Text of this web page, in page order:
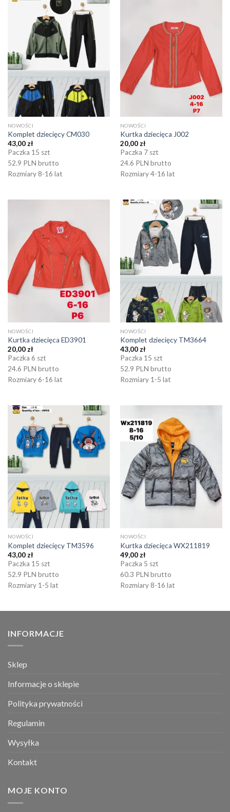
NOWOŚCI
Komplet dziecięcy CM030
43,00zł
Paczka 15 szt
52.9 PLN brutto
Rozmiary 8-16 lat
NOWOŚCI
Kurtka dziecięca J002
20,00zł
Paczka 7 szt
24.6 PLN brutto
Rozmiary 4-16 lat
NOWOŚCI
Kurtka dziecięca ED3901
20,00zł
Paczka 6 szt
24.6 PLN brutto
Rozmiary 6-16 lat
NOWOŚCI
Komplet dziecięcy TM3664
43,00zł
Paczka 15 szt
52.9 PLN brutto
Rozmiary 1-5 lat
NOWOŚCI
Komplet dziecięcy TM3596
43,00 zł
Paczka 15 szt
52.9 PLN brutto
Rozmiary 1-5 lat
NOWOŚCI
Kurtka dziecięca WX211819
49,00 zł
Paczka 5 szt
60.3 PLN brutto
Rozmiary 8-16 lat
INFORMACJE
Sklep
Informacje o sklepie
Polityka prywatności
Regulamin
Wysyłka
Kontakt
MOJE KONTO